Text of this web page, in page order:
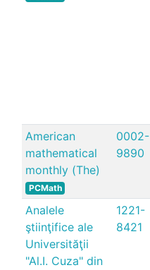
American
mathematical
monthly (The)
PCMath
0002-
9890
Analele
ştiinţifice ale
Universităţii
"Al.I. Cuza" din
1221-
8421